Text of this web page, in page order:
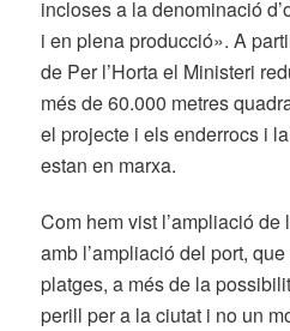
incloses a la denominació
i en plena producció». A
de Per l’Horta el Ministeri
més de 60.000 metres
el projecte i els enderrocs i
estan en marxa.
Com hem vist l’ampliació
amb l’ampliació del port,
platges, a més de la
perill per a la ciutat i no un